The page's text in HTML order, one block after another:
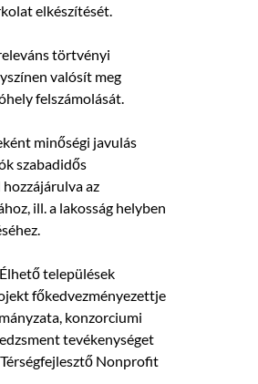
elkészítését.
törtvényi
valósít meg
felszámolását.
minőségi javulás
szabadidős
az
ill. a lakosság helyben
települések
főkedvezményezettje
konzorciumi
tevékenységet
Nonprofit